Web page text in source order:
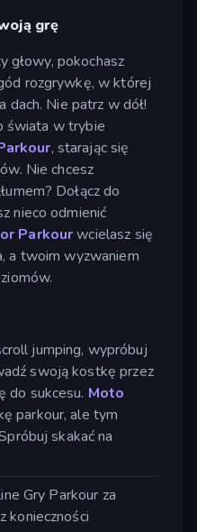
grę
głowy, pokochasz
rozgrywkę, w której
dach. Nie patrz w dół!
świata w trybie
, starając się
Nie chcesz
Dołącz do
nieco odmienić
Parkourwcielasz się
a twoim wyzwaniem
jumping, wypróbuj
swoją kostkę przez
do sukcesu. Moto
parkour, ale tym
skakać na
Gry Parkour za
konieczności